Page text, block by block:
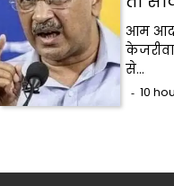
आम
से…
10